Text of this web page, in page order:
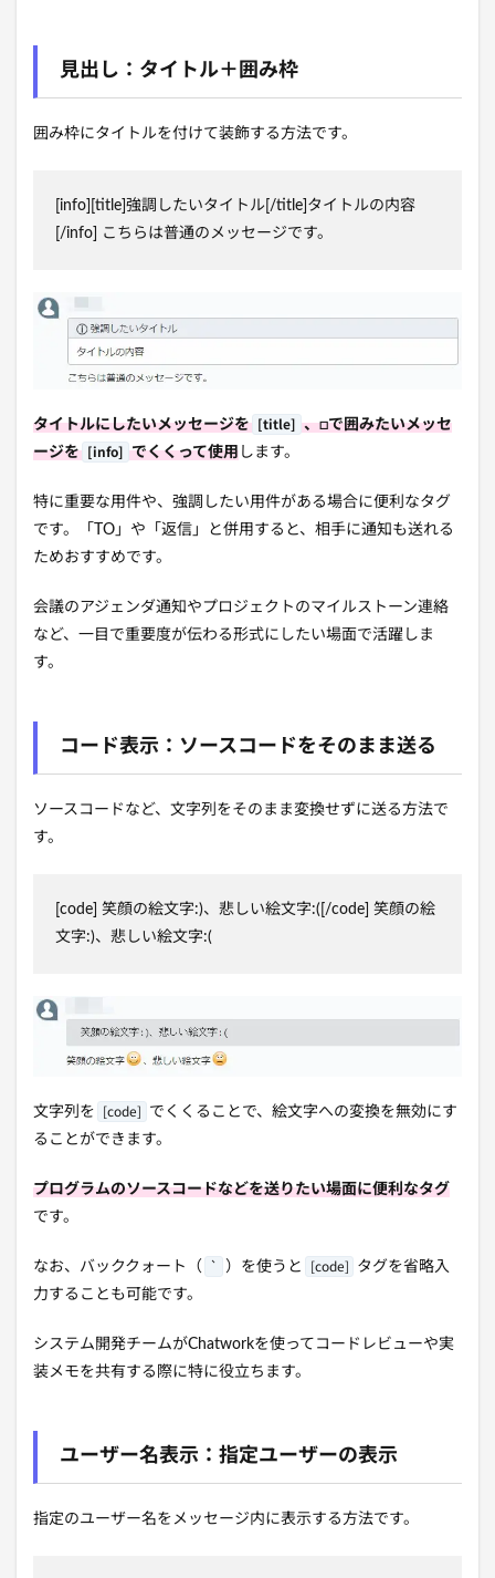
見出し：タイトル＋囲み枠
囲み枠にタイトルを付けて装飾する方法です。
[info][title]強調したいタイトル[/title]タイトルの内容
[/info] こちらは普通のメッセージです。
タイトルにしたいメッセージを [title] 、□で囲みたいメッセ
ージを [info] でくくって使用します。
特に重要な用件や、強調したい用件がある場合に便利なタグ
です。「TO」や「返信」と併用すると、相手に通知も送れる
ためおすすめです。
会議のアジェンダ通知やプロジェクトのマイルストーン連絡
など、一目で重要度が伝わる形式にしたい場面で活躍しま
す。
コード表示：ソースコードをそのまま送る
ソースコードなど、文字列をそのまま変換せずに送る方法で
す。
[code] 笑顔の絵文字:)、悲しい絵文字:([/code] 笑顔の絵
文字:)、悲しい絵文字:(
文字列を [code]
でくくることで、絵文字への変換を無効にす
ることができます。
プログラムのソースコードなどを送りたい場面に便利なタグ
です。
なお、バッククォート（ ` ）を使うと [code]
タグを省略入
力することも可能です。
システム開発チームがChatworkを使ってコードレビューや実
装メモを共有する際に特に役立ちます。
ユーザー名表示：指定ユーザーの表示
指定のユーザー名をメッセージ内に表示する方法です。